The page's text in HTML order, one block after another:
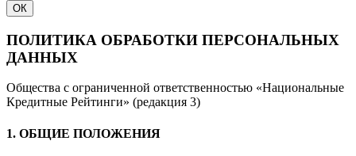
ОК
ПОЛИТИКА ОБРАБОТКИ ПЕРСОНАЛЬНЫХ
ДАННЫХ
Общества с ограниченной ответственностью «Национальные
Кредитные Рейтинги» (редакция 3)
1. ОБЩИЕ ПОЛОЖЕНИЯ